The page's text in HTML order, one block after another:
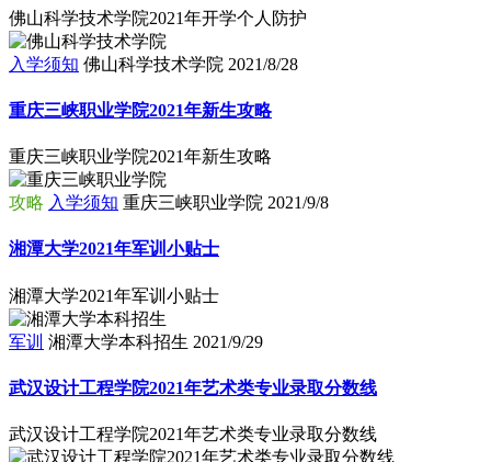
佛山科学技术学院2021年开学个人防护
入学须知 佛山科学技术学院 2021/8/28
重庆三峡职业学院2021年新生攻略
重庆三峡职业学院2021年新生攻略
攻略 入学须知 重庆三峡职业学院 2021/9/8
湘潭大学2021年军训小贴士
湘潭大学2021年军训小贴士
军训 湘潭大学本科招生 2021/9/29
武汉设计工程学院2021年艺术类专业录取分数线
武汉设计工程学院2021年艺术类专业录取分数线